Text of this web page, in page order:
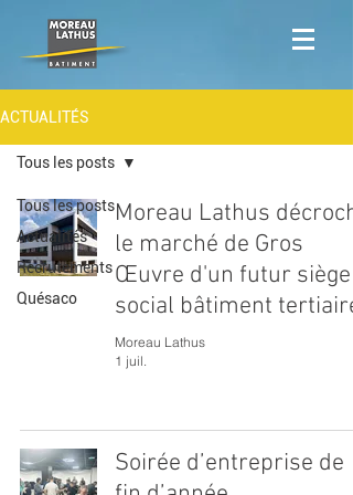
ACTUALITÉS
Tous les posts
Actualités
Recrutements
Quésaco
Tous les posts
Moreau Lathus
le marché de Gros
Œuvre d'un futur siège
social bâtiment tertiaire
Moreau Lathus
1 juil.
Soirée d’entreprise de